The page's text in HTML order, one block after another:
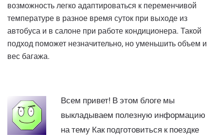
возможность легко адаптироваться к переменчивой
температуре в разное время суток при выходе из
автобуса и в салоне при работе кондиционера. Такой
подход поможет незначительно, но уменьшить объем и
вес багажа.
Всем привет! В этом блоге мы
выкладываем полезную информацию
на тему Как подготовиться к поездке